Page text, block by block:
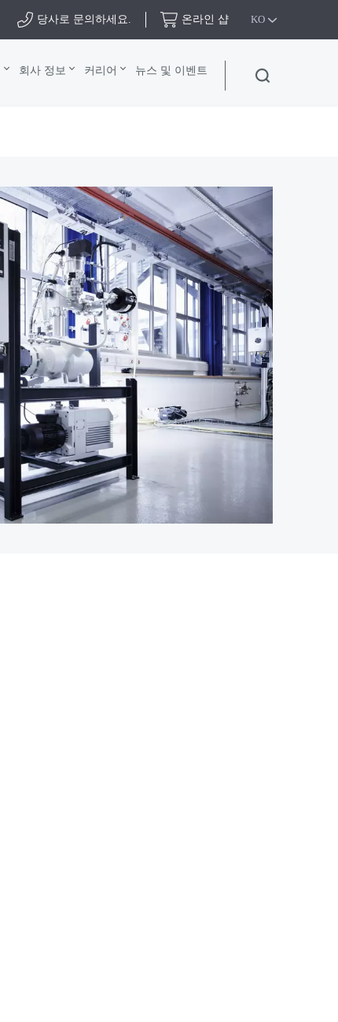
당사로 문의하세요. 온라인 샵 KO
회사 정보 커리어 뉴스 및 이벤트